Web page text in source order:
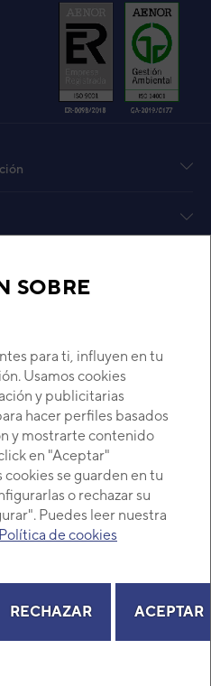
SOBRE
para ti, influyen en tu
Usamos cookies
y publicitarias
hacer perfiles basados
y mostrarte contenido
en "Aceptar"
se guarden en tu
o rechazar su
Puedes leer nuestra
Política de cookies
RECHAZAR ACEPTAR
HYBRID
AQ OUT HY 26
Ref. fabricante: 3IAA0006